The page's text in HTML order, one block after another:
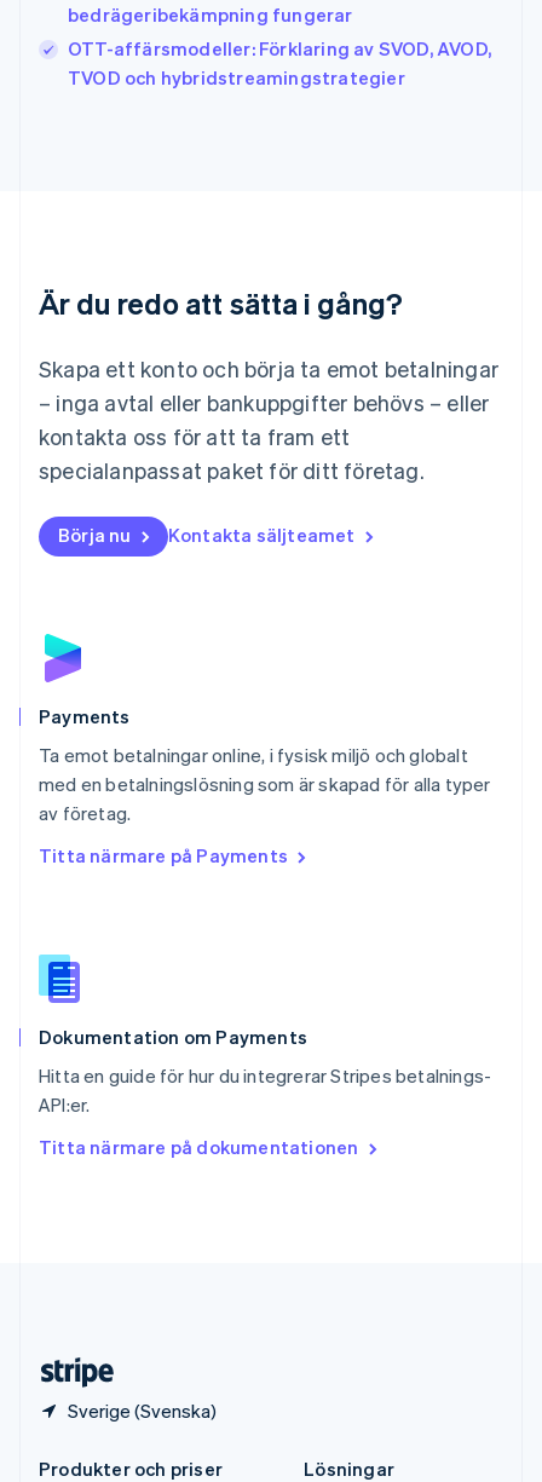
bedrägeribekämpning fungerar
OTT-affärsmodeller: Förklaring av SVOD, AVOD,
TVOD och hybridstreamingstrategier
Är du redo att sätta i gång?
Skapa ett konto och börja ta emot betalningar
– inga avtal eller bankuppgifter behövs – eller
kontakta oss för att ta fram ett
specialanpassat paket för ditt företag.
Börja nu Kontakta säljteamet
Payments
Ta emot betalningar online, i fysisk miljö och globalt
med en betalningslösning som är skapad för alla typer
av företag.
Titta närmare på Payments
Dokumentation om Payments
Hitta en guide för hur du integrerar Stripes betalnings-
API:er.
Titta närmare på dokumentationen
Sverige (Svenska)
EnglishFrançais
Kroatien
English Italiano
Malaysia
English
Mexiko
Nederländerna
NederlandsEnglish
English
Nya Zeeland
Portugal
Português
English
DeutschFrançaisItalianoEnglish
Singapore
English简体中文
English
Español
Storbritannien
Sverige
Thailand
ไทย
English
Produkter och priser
Lösningar